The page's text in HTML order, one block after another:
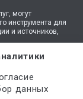
могут
инструмента для
и источников,
по количеству
(от Иркутска до
данных